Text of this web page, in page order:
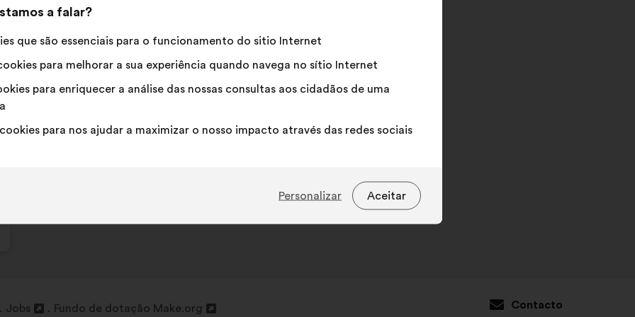
de
seguida
Jobs Fundo de dotação Make.org Contacto
a falar?
que são essenciais para o funcionamento do sitio Internet
para melhorar a sua experiência quando navega no sítio Internet
para enriquecer a análise das nossas consultas aos cidadãos de uma
cookies para nos ajudar a maximizar o nosso impacto através das redes sociais
Aceitar
Personalizar